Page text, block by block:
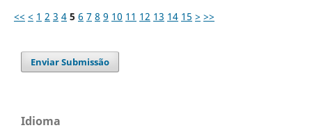
<< < 1 2 3 4 5 6 7 8 9 10 11 12 13 14 15 > >>
Enviar Submissão
Idioma